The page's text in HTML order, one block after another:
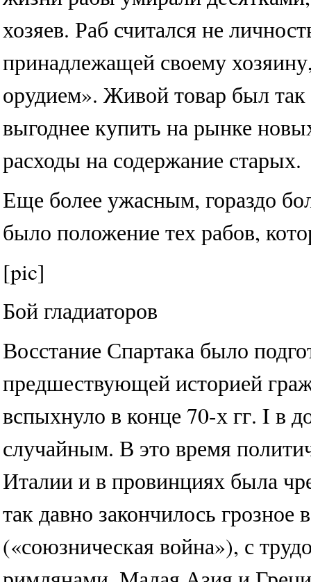
хозяев. Раб считался не
принадлежащей своему
орудием». Живой товар был
выгоднее купить на рынке
расходы на содержание старых.
Еще более ужасным, гораздо
было положение тех рабов,
[pic]
Бой гладиаторов
Восстание Спартака было
предшествующей историей
вспыхнуло в конце 70-х гг. I в
случайным. В это время
Италии и в провинциях была
так давно закончилось грозное
(«союзническая война»), с